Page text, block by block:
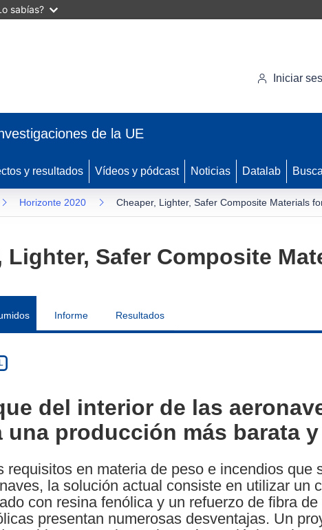
sabías?
Iniciar
de la UE
y resultados Vídeos y pódcast Noticias Datalab
Horizonte 2020 Cheaper, Lighter, Safer Composite Materials
Lighter, Safer Composite
Informe Resultados
del interior de las
una producción más barata
requisitos en materia de peso e incendios que
la solución actual consiste en utilizar un
con resina fenólica y un refuerzo de fibra
presentan numerosas desventajas. Un